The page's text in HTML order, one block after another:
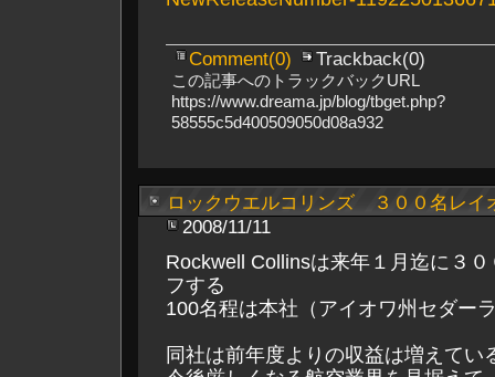
Comment(0) Trackback(0)
この記事へのトラックバックURL
https://www.dreama.jp/blog/tbget.php?
58555c5d400509050d08a932
ロックウエルコリンズ ３００名レイ
2008/11/11
Rockwell Collinsは来年１月迄に３
フする
100名程は本社（アイオワ州セダー
同社は前年度よりの収益は増えてい